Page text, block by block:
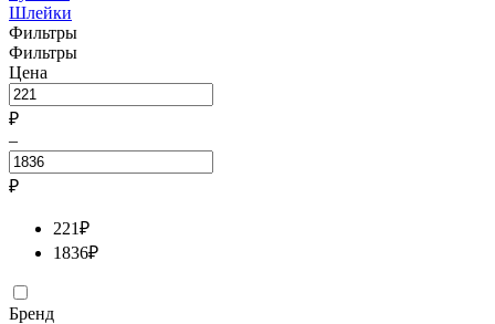
Шлейки
Фильтры
Фильтры
Цена
₽
–
₽
221₽
1836₽
Бренд